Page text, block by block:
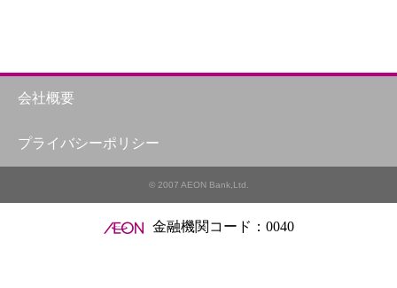
会社概要
プライバシーポリシー
© 2007 AEON Bank,Ltd.
金融機関コード：0040